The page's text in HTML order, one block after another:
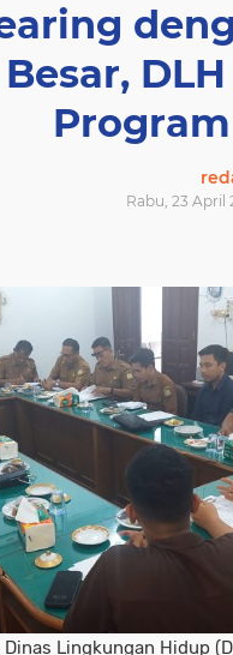
Rabu, 23 April
Dinas Lingkungan Hidup